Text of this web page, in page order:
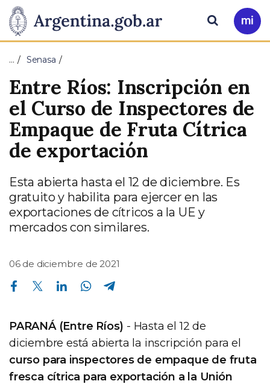
Presidencia
de
la
Nación
Pasar al contenido principal
Ir
a
Buscar
… Senasa
Entre Ríos: Inscripción en
el Curso de Inspectores de
Empaque de Fruta Cítrica
de exportación
Esta abierta hasta el 12 de diciembre. Es
gratuito y habilita para ejercer en las
exportaciones de cítricos a la UE y
mercados con similares.
06 de diciembre de 2021
Compartir en Facebook Compartir en Twitter Compartir en Linkedin Compartir en Whatsapp
PARANÁ (Entre Ríos) - Hasta el 12 de
diciembre está abierta la inscripción para el
curso para inspectores de empaque de fruta
fresca cítrica para exportación a la Unión